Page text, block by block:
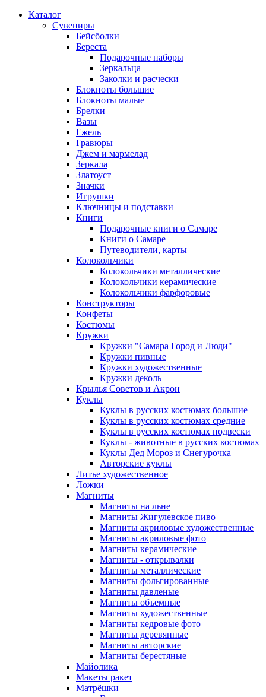
Каталог
Сувениры
Бейсболки
Береста
Подарочные наборы
Зеркальца
Заколки и расчески
Блокноты большие
Блокноты малые
Брелки
Вазы
Гжель
Гравюры
Джем и мармелад
Зеркала
Златоуст
Значки
Игрушки
Ключницы и подставки
Книги
Подарочные книги о Самаре
Книги о Самаре
Путеводители, карты
Колокольчики
Колокольчики металлические
Колокольчики керамические
Колокольчики фарфоровые
Конструкторы
Конфеты
Костюмы
Кружки
Кружки "Самара Город и Люди"
Кружки пивные
Кружки художественные
Кружки деколь
Крылья Советов и Акрон
Куклы
Куклы в русских костюмах большие
Куклы в русских костюмах средние
Куклы в русских костюмах подвески
Куклы - животные в русских костюмах
Куклы Дед Мороз и Снегурочка
Авторские куклы
Литье художественное
Ложки
Магниты
Магниты на льне
Магниты Жигулевское пиво
Магниты акриловые художественные
Магниты акриловые фото
Магниты керамические
Магниты - открывалки
Магниты металлические
Магниты фольгированные
Магниты давленые
Магниты объемные
Магниты художественные
Магниты кедровые фото
Магниты деревянные
Магниты авторские
Магниты берестяные
Майолика
Макеты ракет
Матрёшки